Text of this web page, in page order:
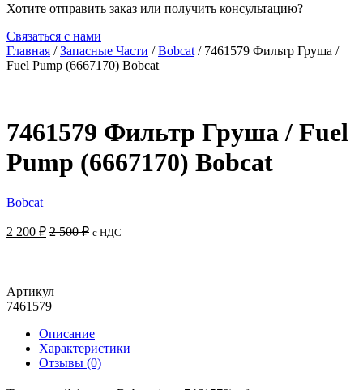
Хотите отправить заказ или получить консультацию?
Связаться с нами
Главная /Запасные Части /Bobcat / 7461579 Фильтр Груша /
Fuel Pump (6667170) Bobcat
7461579 Фильтр Груша / Fuel
Pump (6667170) Bobcat
Bobcat
2 200 ₽ 2 500₽ с НДС
Артикул
7461579
Описание
Характеристики
Отзывы (0)